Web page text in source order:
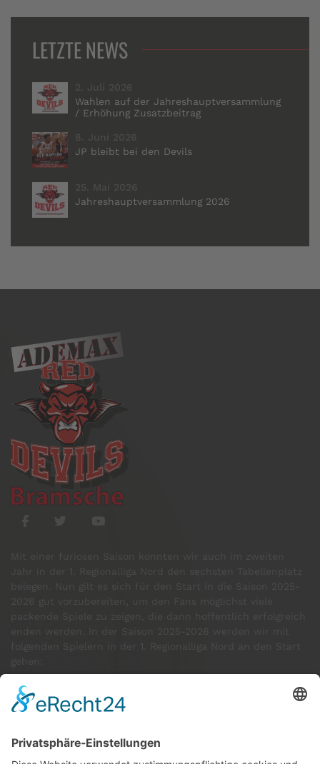
LETZTE NEWS
2. Juli 2026
Wahlen auf der Jahreshauptversammlung
/ Erhöhung Zusatzbeitrag
8. Juni 2026
JP bleibt bei den Devils
25. Mai 2026
Jahreshauptversammlung 2026
Mit einer furiosen Saison konnten wir auch im zweiten
Jahr in der 1. Regionalliga Nord den sechsten Tabellenplatz
packende Spiele zu zeigen, die dann hoffentlich erfolgreich
GÄSTE ONLINE
Aktuell:5 Gäste
Rekord: 922 Gäste am 30. Mai 2026 @ 21:22